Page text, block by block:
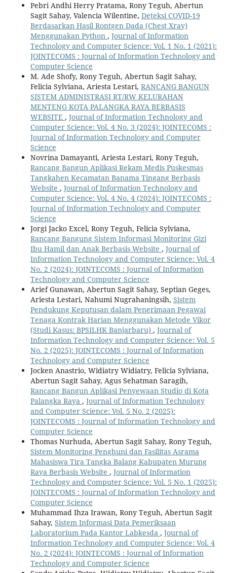
Pebri Andhi Herry Pratama, Rony Teguh, Abertun
Sagit Sahay, Valencia Wilentine, Deteksi COVID-19
Berdasarkan Hasil Rontgen Dada (Chest Xray)
Menggunakan Python , Journal of Information
Technology and Computer Science: Vol. 1 No. 1 (2021):
JOINTECOMS : Journal of Information Technology and
Computer Science
M. Ade Shofy, Rony Teguh, Abertun Sagit Sahay,
Felicia Sylviana, Ariesta Lestari, RANCANG BANGUN
SISTEM ADMINISTRASI RT/RW KELURAHAN
MENTENG KOTA PALANGKA RAYA BERBASIS
WEBSITE , Journal of Information Technology and
Computer Science: Vol. 4 No. 3 (2024): JOINTECOMS :
Journal of Information Technology and Computer
Science
Novrina Damayanti, Ariesta Lestari, Rony Teguh,
Rancang Bangun Aplikasi Rekam Medis Puskesmas
Tangkahen Kecamatan Banama Tingang Berbasis
Website , Journal of Information Technology and
Computer Science: Vol. 4 No. 4 (2024): JOINTECOMS :
Journal of Information Technology and Computer
Science
Jorgi Jacko Excel, Rony Teguh, Felicia Sylviana,
Rancang Bangung Sistem Informasi Monitoring Gizi
Ibu Hamil dan Anak Berbasis Website , Journal of
Information Technology and Computer Science: Vol. 4
No. 2 (2024): JOINTECOMS : Journal of Information
Technology and Computer Science
Arief Gunawan, Abertun Sagit Sahay, Septian Geges,
Ariesta Lestari, Nahumi Nugrahaningsih, Sistem
Pendukung Keputusan dalam Penerimaan Pegawai
Tenaga Kontrak Harian Menggunakan Metode Vikor
(Studi Kasus: BPSILHK Banjarbaru) , Journal of
Information Technology and Computer Science: Vol. 5
No. 2 (2025): JOINTECOMS : Journal of Information
Technology and Computer Science
Jocken Anastrio, Widiatry Widiatry, Felicia Sylviana,
Abertun Sagit Sahay, Agus Sehatman Saragih,
Rancang Bangun Aplikasi Penyewaan Studio di Kota
Palangka Raya , Journal of Information Technology
and Computer Science: Vol. 5 No. 2 (2025):
JOINTECOMS : Journal of Information Technology and
Computer Science
Thomas Nurhuda, Abertun Sagit Sahay, Rony Teguh,
Sistem Monitoring Penghuni dan Fasilitas Asrama
Mahasiswa Tira Tangka Balang Kabupaten Murung
Raya Berbasis Website , Journal of Information
Technology and Computer Science: Vol. 5 No. 1 (2025):
JOINTECOMS : Journal of Information Technology and
Computer Science
Muhammad Ihza Irawan, Rony Teguh, Abertun Sagit
Sahay, Sistem Informasi Data Pemeriksaan
Laboratorium Pada Kantor Labkesda , Journal of
Information Technology and Computer Science: Vol. 4
No. 2 (2024): JOINTECOMS : Journal of Information
Technology and Computer Science